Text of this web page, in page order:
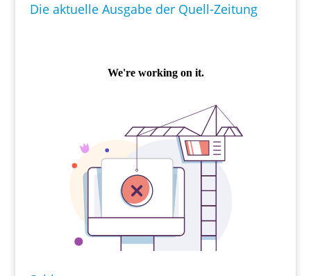
Die aktuelle Ausgabe der Quell-Zeitung